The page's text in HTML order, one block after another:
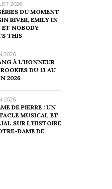
2026
DU MOMENT
RIVER, EMILY IN
ET NOBODY
THIS
2026
À L’HONNEUR
DU 13 AU
2026
2026
DE PIERRE : UN
MUSICAL ET
SUR L’HISTOIRE
DAME DE